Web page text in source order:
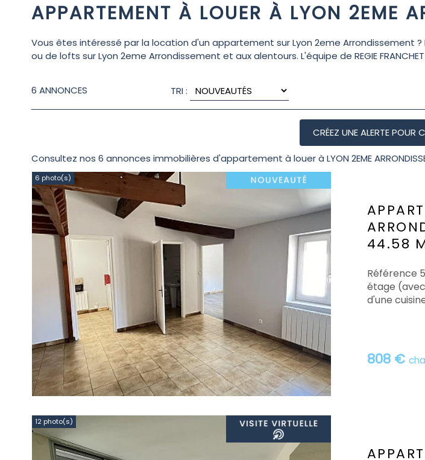
APPARTEMENT À LOUER À LYON 2EME
Vous êtes intéressé par la location d'un appartement sur Lyon 2eme
ou de lofts sur Lyon 2eme Arrondissement et aux alentours. L'équipe de REGIE
6 ANNONCES TRI :
Consultez nos 6 annonces immobilières d'appartement à louer à LYON 2EME
6 photo(s)
44.58
808 €
Référence
étage
d'une
12 photo(s)